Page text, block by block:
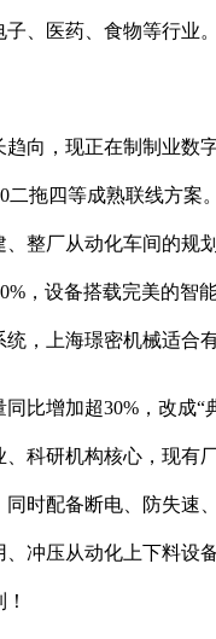
医药、食物等行业。
，现正在制制业数字
二拖四等成熟联线方
整厂从动化车间的规
，设备搭载完美的
，上海璟密机械适合
增加超30%，改成“
科研机构核心，现有
同时配备断电、防失
冲压从动化上下料设